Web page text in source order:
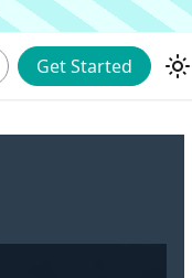
Get Started